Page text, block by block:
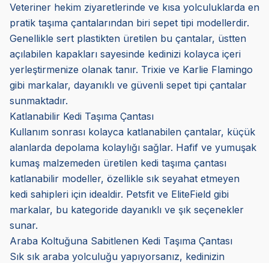
Veteriner hekim ziyaretlerinde ve kısa yolculuklarda en
pratik taşıma çantalarından biri sepet tipi modellerdir.
Genellikle sert plastikten üretilen bu çantalar, üstten
açılabilen kapakları sayesinde kedinizi kolayca içeri
yerleştirmenize olanak tanır. Trixie ve Karlie Flamingo
gibi markalar, dayanıklı ve güvenli sepet tipi çantalar
sunmaktadır.
Katlanabilir Kedi Taşıma Çantası
Kullanım sonrası kolayca katlanabilen çantalar, küçük
alanlarda depolama kolaylığı sağlar. Hafif ve yumuşak
kumaş malzemeden üretilen kedi taşıma çantası
katlanabilir modeller, özellikle sık seyahat etmeyen
kedi sahipleri için idealdir. Petsfit ve EliteField gibi
markalar, bu kategoride dayanıklı ve şık seçenekler
sunar.
Araba Koltuğuna Sabitlenen Kedi Taşıma Çantası
Sık sık araba yolculuğu yapıyorsanız, kedinizin